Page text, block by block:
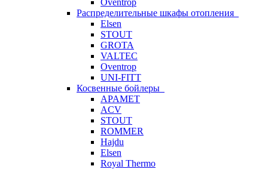
Oventrop
Распределительные шкафы отопления
Elsen
STOUT
GROTA
VALTEC
Oventrop
UNI-FITT
Косвенные бойлеры
APAMET
ACV
STOUT
ROMMER
Hajdu
Elsen
Royal Thermo